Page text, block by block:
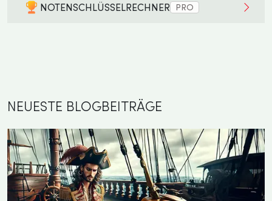
NOTENSCHLÜSSELRECHNER PRO
NEUESTE BLOGBEITRÄGE